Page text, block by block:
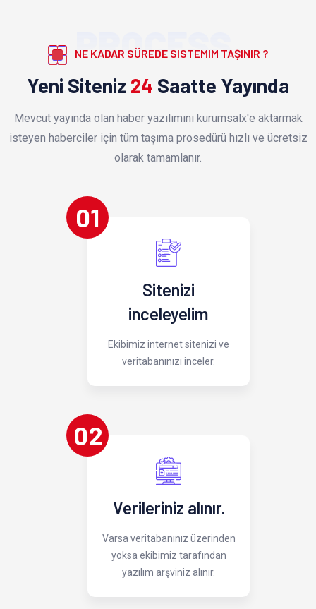
PROCESS
NE KADAR SÜREDE SISTEMIM TAŞINIR ?
Yeni Siteniz 24 Saatte Yayında
Mevcut yayında olan haber yazılımını kurumsalx'e aktarmak
isteyen haberciler için tüm taşıma prosedürü hızlı ve ücretsiz
olarak tamamlanır.
01
Sitenizi
inceleyelim
Ekibimiz internet sitenizi ve
veritabanınızı inceler.
02
Verileriniz alınır.
Varsa veritabanınız üzerinden
yoksa ekibimiz tarafından
yazılım arşviniz alınır.